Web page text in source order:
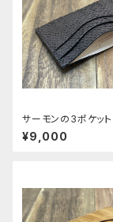
サーモンの3ポケッ
ス
¥9,000